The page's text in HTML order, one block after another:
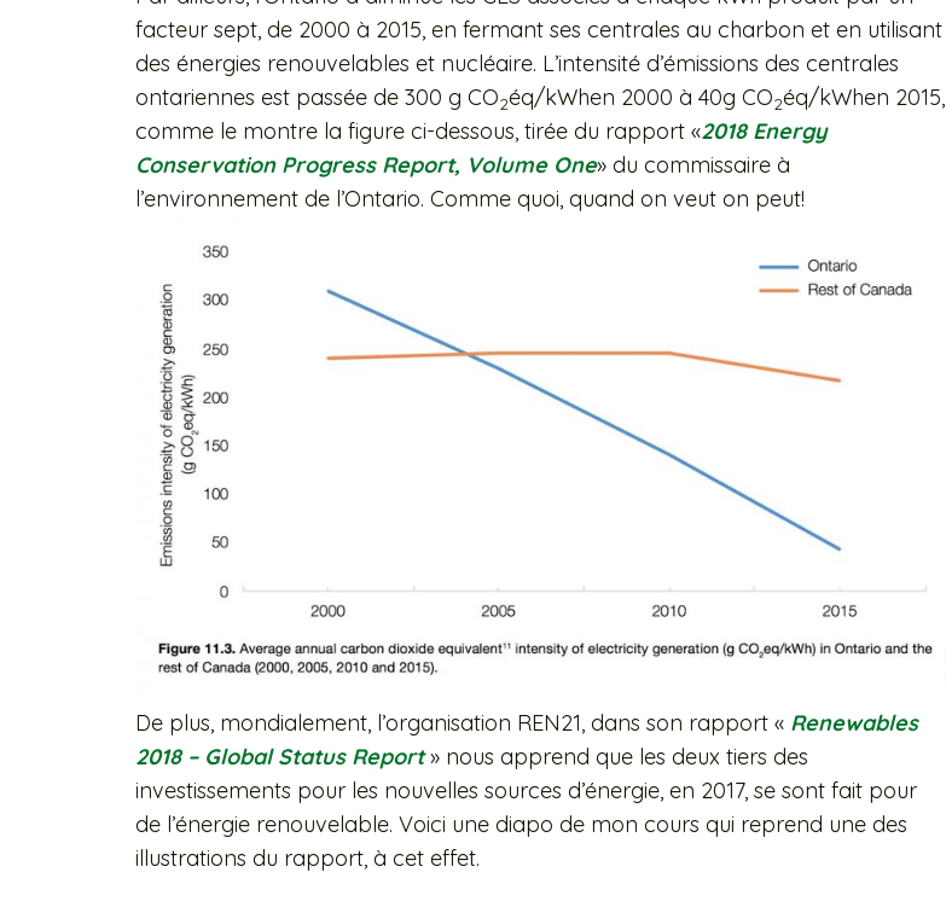
facteur sept, de 2000 à 2015, en fermant ses centrales au charbon et en utilisant
des énergies renouvelables et nucléaire. L’intensité d’émissions des centrales
ontariennes est passée de 300 g CO2éq/kWhen 2000 à 40g CO2éq/kWhen 2015,
comme le montre la figure ci-dessous, tirée du rapport «2018 Energy
Conservation Progress Report, Volume One» du commissaire à
l’environnement de l’Ontario. Comme quoi, quand on veut on peut!
De plus, mondialement, l’organisation REN21, dans son rapport « Renewables
2018 – Global Status Report » nous apprend que les deux tiers des
investissements pour les nouvelles sources d’énergie, en 2017, se sont fait pour
de l’énergie renouvelable. Voici une diapo de mon cours qui reprend une des
illustrations du rapport, à cet effet.